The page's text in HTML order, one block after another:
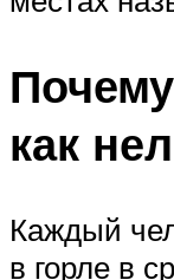
как
Каждый
в горле в